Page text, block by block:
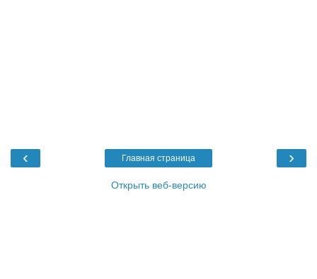
‹ ›
Главная страница
Открыть веб-версию